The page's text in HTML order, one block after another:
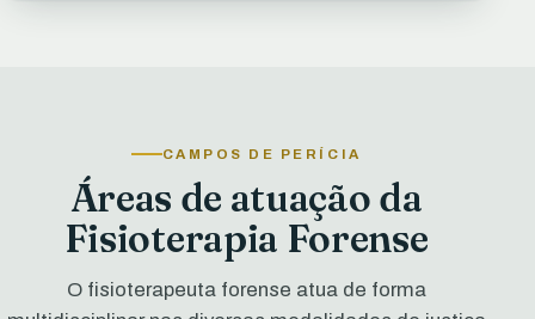
CAMPOS DE PERÍCIA
Áreas de atuação da
Fisioterapia Forense
O fisioterapeuta forense atua de forma